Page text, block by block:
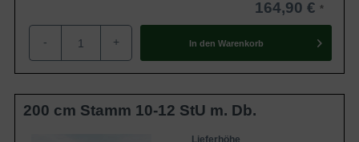
164,90 €
- + In den Warenkorb
200 cm Stamm 10-12 StU m. Db.
Lieferhöhe